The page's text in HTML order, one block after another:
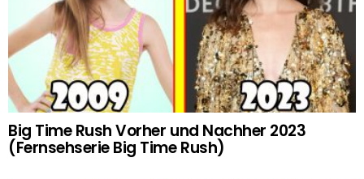
Big Time Rush Vorher und Nachher 2023
(Fernsehserie Big Time Rush)